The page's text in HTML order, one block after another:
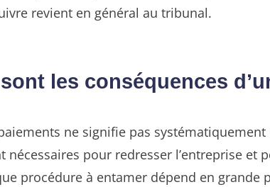
revient en général au tribunal.
les conséquences
ne signifie pas
nécessaires pour redresser l’entreprise
procédure à entamer dépend en